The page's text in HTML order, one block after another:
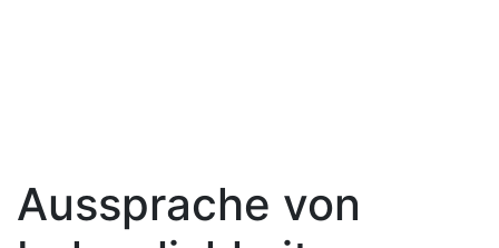
Aussprache von